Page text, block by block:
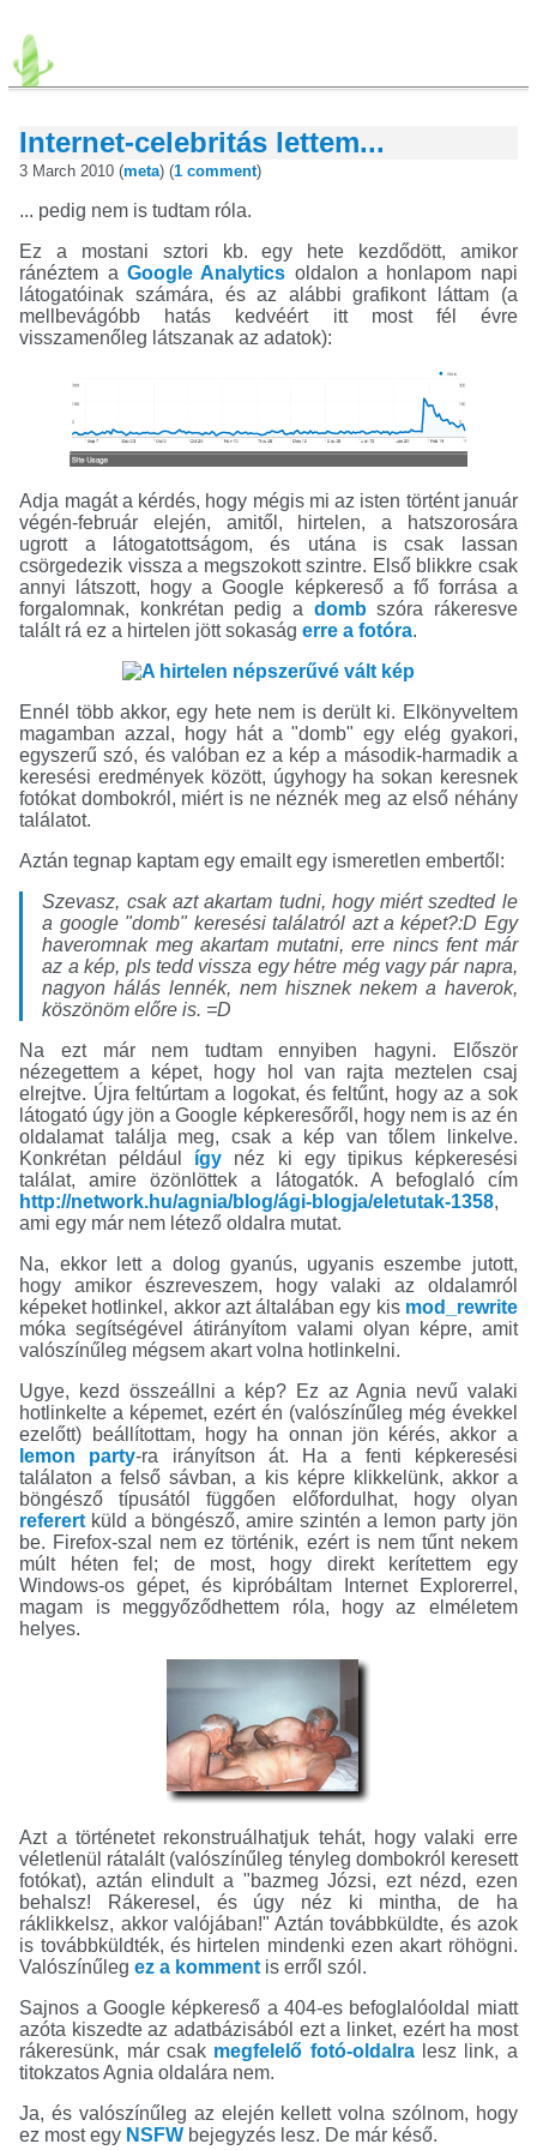
Internet-celebritás lettem...
3 March 2010 (meta) (1 comment)
... pedig nem is tudtam róla.
Ez a mostani sztori kb. egy hete kezdődött, amikor
ránéztem a Google Analytics oldalon a honlapom napi
látogatóinak számára, és az alábbi grafikont láttam (a
mellbevágóbb hatás kedvéért itt most fél évre
visszamenőleg látszanak az adatok):
Adja magát a kérdés, hogy mégis mi az isten történt január
végén-február elején, amitől, hirtelen, a hatszorosára
ugrott a látogatottságom, és utána is csak lassan
csörgedezik vissza a megszokott szintre. Első blikkre csak
annyi látszott, hogy a Google képkereső a fő forrása a
forgalomnak, konkrétan pedig a domb szóra rákeresve
talált rá ez a hirtelen jött sokaságerre a fotóra.
Ennél több akkor, egy hete nem is derült ki. Elkönyveltem
magamban azzal, hogy hát a "domb" egy elég gyakori,
egyszerű szó, és valóban ez a kép a második-harmadik a
keresési eredmények között, úgyhogy ha sokan keresnek
fotókat dombokról, miért is ne néznék meg az első néhány
találatot.
Aztán tegnap kaptam egy emailt egy ismeretlen embertől:
Szevasz, csak azt akartam tudni, hogy miért szedted le
a google "domb" keresési találatról azt a képet?:D Egy
haveromnak meg akartam mutatni, erre nincs fent már
az a kép, pls tedd vissza egy hétre még vagy pár napra,
nagyon hálás lennék, nem hisznek nekem a haverok,
köszönöm előre is. =D
Na ezt már nem tudtam ennyiben hagyni. Először
nézegettem a képet, hogy hol van rajta meztelen csaj
elrejtve. Újra feltúrtam a logokat, és feltűnt, hogy az a sok
látogató úgy jön a Google képkeresőről, hogy nem is az én
oldalamat találja meg, csak a kép van tőlem linkelve.
Konkrétan például így néz ki egy tipikus képkeresési
találat, amire özönlöttek a látogatók. A befoglaló cím
http://network.hu/agnia/blog/ági-blogja/eletutak-1358,
ami egy már nem létező oldalra mutat.
Na, ekkor lett a dolog gyanús, ugyanis eszembe jutott,
hogy amikor észreveszem, hogy valaki az oldalamról
képeket hotlinkel, akkor azt általában egy kis mod_rewrite
móka segítségével átirányítom valami olyan képre, amit
valószínűleg mégsem akart volna hotlinkelni.
Ugye, kezd összeállni a kép? Ez az Agnia nevű valaki
hotlinkelte a képemet, ezért én (valószínűleg még évekkel
ezelőtt) beállítottam, hogy ha onnan jön kérés, akkor a
lemon party-ra irányítson át. Ha a fenti képkeresési
találaton a felső sávban, a kis képre klikkelünk, akkor a
böngésző típusától függően előfordulhat, hogy olyan
referert küld a böngésző, amire szintén a lemon party jön
be. Firefox-szal nem ez történik, ezért is nem tűnt nekem
múlt héten fel; de most, hogy direkt kerítettem egy
Windows-os gépet, és kipróbáltam Internet Explorerrel,
magam is meggyőződhettem róla, hogy az elméletem
helyes.
Azt a történetet rekonstruálhatjuk tehát, hogy valaki erre
véletlenül rátalált (valószínűleg tényleg dombokról keresett
fotókat), aztán elindult a "bazmeg Józsi, ezt nézd, ezen
behalsz! Rákeresel, és úgy néz ki mintha, de ha
ráklikkelsz, akkor valójában!" Aztán továbbküldte, és azok
is továbbküldték, és hirtelen mindenki ezen akart röhögni.
Valószínűlegez a komment is erről szól.
Sajnos a Google képkereső a 404-es befoglalóoldal miatt
azóta kiszedte az adatbázisából ezt a linket, ezért ha most
rákeresünk, már csak megfelelő fotó-oldalralesz link, a
titokzatos Agnia oldalára nem.
Ja, és valószínűleg az elején kellett volna szólnom, hogy
ez most egy NSFW bejegyzés lesz. De már késő.